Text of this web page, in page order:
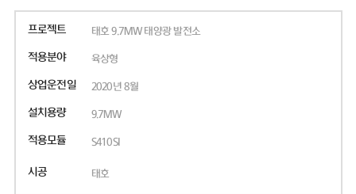
프로젝트 태호 9.7MW 태양광 발전소
적용분야 육상형
상업운전일 2020년 8월
설치용량 9.7MW
적용모듈 S410SI
시공 태호